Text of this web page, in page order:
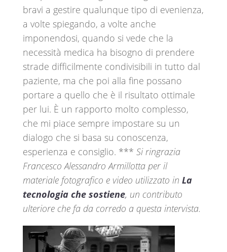
bravi a gestire qualunque tipo di evenienza,
a volte spiegando, a volte anche
imponendosi, quando si vede che la
necessità medica ha bisogno di prendere
strade difficilmente condivisibili in tutto dal
paziente, ma che poi alla fine possano
portare a quello che è il risultato ottimale
per lui. È un rapporto molto complesso,
che mi piace sempre impostare su un
dialogo che si basa su conoscenza,
esperienza e consiglio. *** Si ringrazia
Francesco Alessandro Armillotta per il
materiale fotografico e video utilizzato in La
tecnologia che sostiene, un contributo
ulteriore che fa da corredo a questa intervista.